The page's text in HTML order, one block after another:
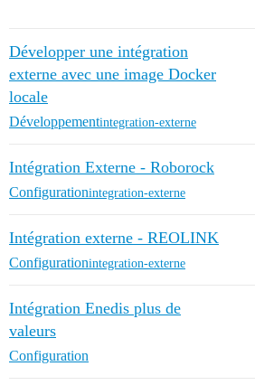
Développer une intégration
externe avec une image Docker
locale
Développementintegration-externe
Intégration Externe - Roborock
Configurationintegration-externe
Intégration externe - REOLINK
Configurationintegration-externe
Intégration Enedis plus de
valeurs
Configuration